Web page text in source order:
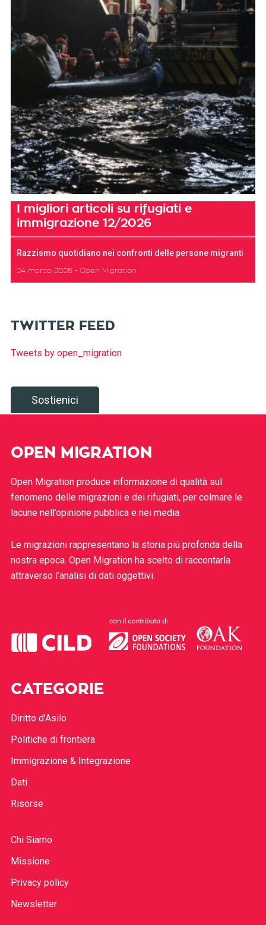
I migliori articoli su rifugiati e
immigrazione 12/2026
Razzismo quotidiano nei confronti delle persone migranti
24 marzo 2026 Open Migration
TWITTER FEED
Tweets by open_migration
Sostienici
OPEN MIGRATION
Open Migration produce informazione di qualità sul
fenomeno delle migrazioni e dei rifugiati, per colmare le
lacune nell’opinione pubblica e nei media.
Le migrazioni rappresentano la storia più profonda della
nostra epoca. Open Migration ha scelto di raccontarla
attraverso l’analisi di dati oggettivi.
CATEGORIE
Diritto d’Asilo
Politiche di frontiera
Immigrazione & Integrazione
Dati
Risorse
Chi Siamo
Missione
Privacy policy
Newsletter